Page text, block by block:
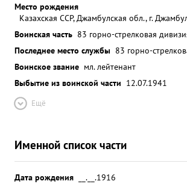
Место рождения
Казахская ССР, Джамбулская обл., г.
Воинская часть 83 горно-стрелковая
Последнее место службы 83 горно-
Воинское звание мл. лейтенант
Выбытие из воинской части 12.07.1941
Ещё
Именной список части
Дата рождения
__.__.1916